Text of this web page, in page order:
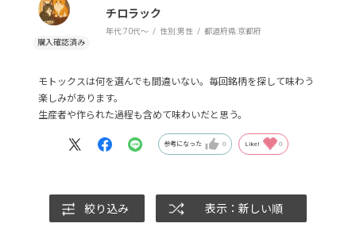
チロラック
年代:70代～ 性別:男性 都道府県:京都府
モトックスは何を選んでも間違いない。毎回銘柄を探して味わう
楽しみがあります。
生産者や作られた過程も含めて味わいだと思う。
参考になった 0 Like! 0
絞り込み 表示：新しい順